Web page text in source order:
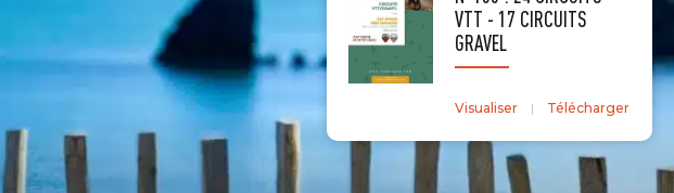
VTT - 17 CIRCUITS
GRAVEL
Visualiser Télécharger